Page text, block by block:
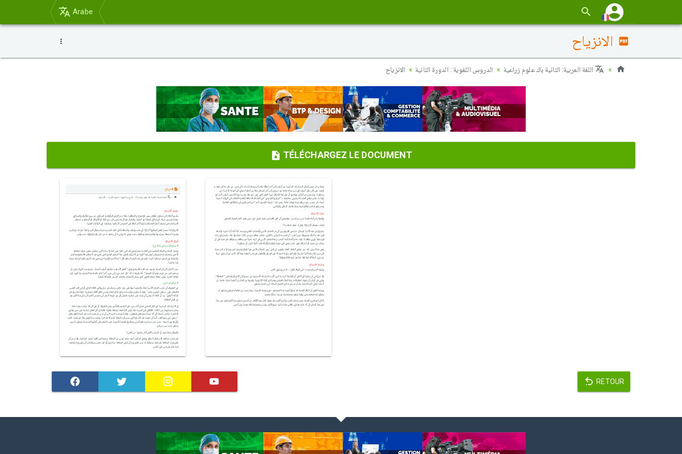
Arabe
الانزياح
اللغة العربية: الثانية باك علوم زراعية الدروس اللغوية : الدورة الثانية الانزياح
TÉLÉCHARGEZ LE DOCUMENT
RETOUR